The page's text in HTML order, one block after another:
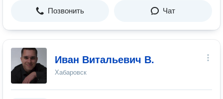
Позвонить Чат
Иван Витальевич В.
Хабаровск